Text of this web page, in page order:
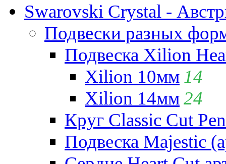
Swarovski Crystal -
Подвески разных
Подвеска Xilion
Xilion 10мм 14
Xilion 14мм24
Круг Classic Cut
Подвеска Majestic